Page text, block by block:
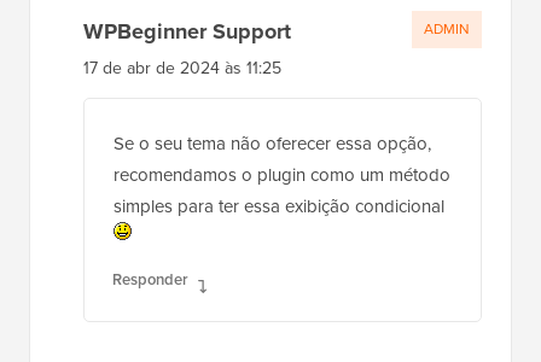
WPBeginner Support
17 de abr de 2024 às 11:25
Se o seu tema não oferecer essa opção,
recomendamos o plugin como um método
simples para ter essa exibição condicional
Responder
ADMIN